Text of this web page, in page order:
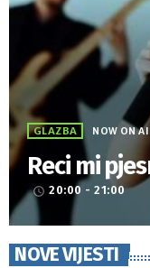
GLAZBA NOW ON
Reci mi
access_time 20:00 - 21:00
NOVE VIJESTI